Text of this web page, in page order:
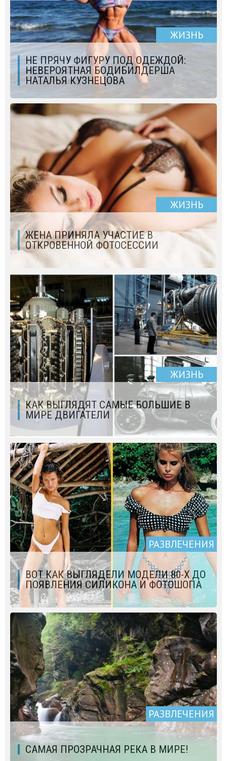
ЖИЗНЬ
НЕ ПРЯЧУ ФИГУРУ ПОД ОДЕЖДОЙ:
НЕВЕРОЯТНАЯ БОДИБИЛДЕРША
НАТАЛЬЯ КУЗНЕЦОВА
ЖИЗНЬ
ЖЕНА ПРИНЯЛА УЧАСТИЕ В
ОТКРОВЕННОЙ ФОТОСЕССИИ
ЖИЗНЬ
КАК ВЫГЛЯДЯТ САМЫЕ БОЛЬШИЕ В
МИРЕ ДВИГАТЕЛИ
РАЗВЛЕЧЕНИЯ
ВОТ КАК ВЫГЛЯДЕЛИ МОДЕЛИ 80-Х ДО
ПОЯВЛЕНИЯ СИЛИКОНА И ФОТОШОПА
РАЗВЛЕЧЕНИЯ
САМАЯ ПРОЗРАЧНАЯ РЕКА В МИРЕ!